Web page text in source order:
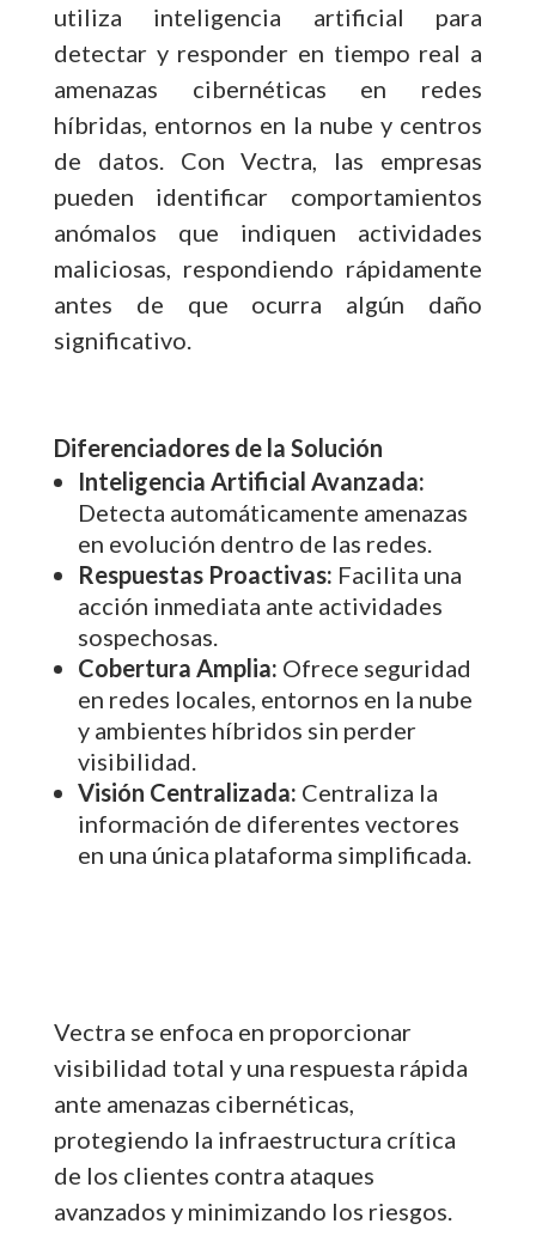
utiliza inteligencia artificial para
detectar y responder en tiempo real a
amenazas cibernéticas en redes
híbridas, entornos en la nube y centros
de datos. Con Vectra, las empresas
pueden identificar comportamientos
anómalos que indiquen actividades
maliciosas, respondiendo rápidamente
antes de que ocurra algún daño
significativo.
Diferenciadores de la Solución
Inteligencia Artificial Avanzada:
Detecta automáticamente amenazas
en evolución dentro de las redes.
Respuestas Proactivas: Facilita una
acción inmediata ante actividades
sospechosas.
Cobertura Amplia: Ofrece seguridad
en redes locales, entornos en la nube
y ambientes híbridos sin perder
visibilidad.
Visión Centralizada: Centraliza la
información de diferentes vectores
en una única plataforma simplificada.
Vectra se enfoca en proporcionar
visibilidad total y una respuesta rápida
ante amenazas cibernéticas,
protegiendo la infraestructura crítica
de los clientes contra ataques
avanzados y minimizando los riesgos.